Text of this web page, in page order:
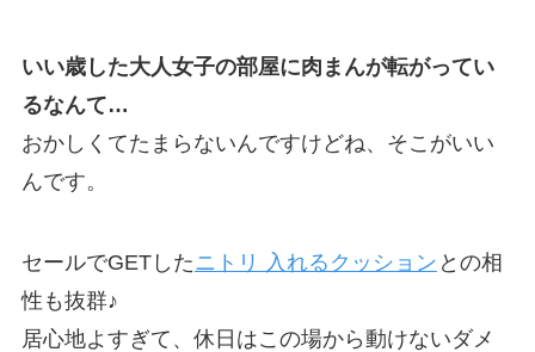
いい歳した大人女子の部屋に肉まんが転がってい
るなんて…
おかしくてたまらないんですけどね、そこがいい
んです。
セールでGETしたニトリ 入れるクッション との相
性も抜群♪
居心地よすぎて、休日はこの場から動けないダメ